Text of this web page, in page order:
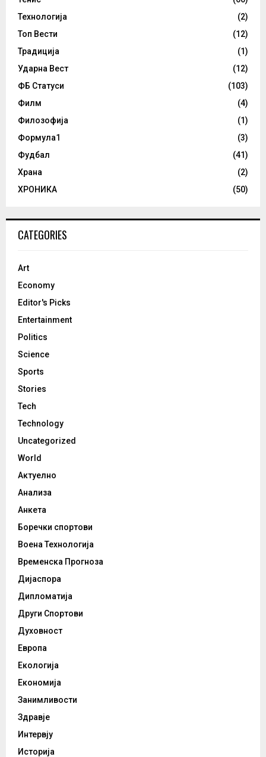
Технологија
(2)
Топ Вести
(12)
Традиција
(1)
Ударна Вест
(12)
ФБ Статуси
(103)
Филм
(4)
Филозофија
(1)
Формула1
(3)
Фудбал
(41)
Храна
(2)
ХРОНИКА
(50)
CATEGORIES
Art
Economy
Editor's Picks
Entertainment
Politics
Science
Sports
Stories
Tech
Technology
Uncategorized
World
Актуелно
Анализа
Анкета
Боречки спортови
Воена Технологија
Временска Прогноза
Дијаспора
Дипломатија
Други Спортови
Духовност
Европа
Екологија
Економија
Занимливости
Здравје
Интервју
Историја